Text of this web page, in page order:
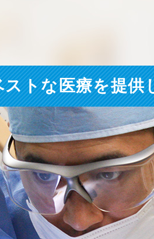
トな医療を提供